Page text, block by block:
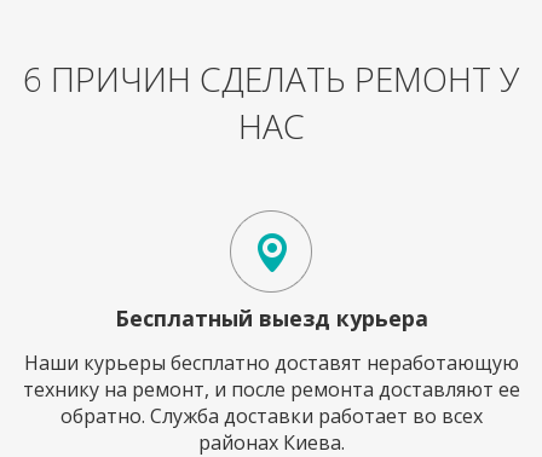
6 ПРИЧИН СДЕЛАТЬ РЕМОНТ У
НАС
Бесплатный выезд курьера
Наши курьеры бесплатно доставят неработающую
технику на ремонт, и после ремонта доставляют ее
обратно. Служба доставки работает во всех
районах Киева.